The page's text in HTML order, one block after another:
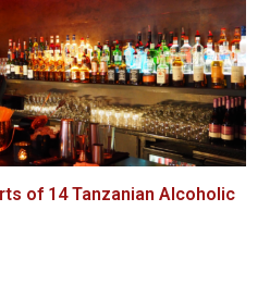
of 14 Tanzanian Alcoholic